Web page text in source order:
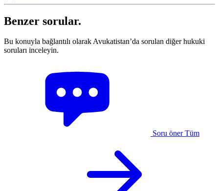
Benzer sorular.
Bu konuyla bağlantılı olarak Avukatistan’da sorulan diğer hukuki
soruları inceleyin.
Soru öner Tüm